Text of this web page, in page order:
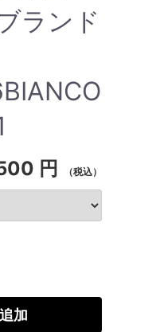
ランド
円 （税込）
加